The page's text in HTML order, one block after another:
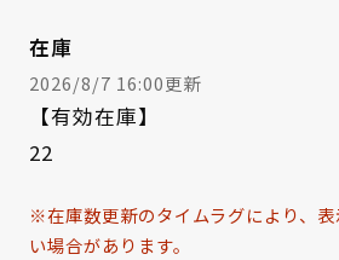
在庫
2026/8/7 16:00更新
【有効在庫】
22
※在庫数更新のタイムラグにより、
い場合があります。